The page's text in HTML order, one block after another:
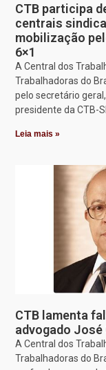
CTB participa
centrais
mobilização
6×1
A Central dos
Trabalhadoras do
pelo secretário
presidente da CTB-
Leia mais »
CTB lamenta
advogado
A Central dos
Trabalhadoras do